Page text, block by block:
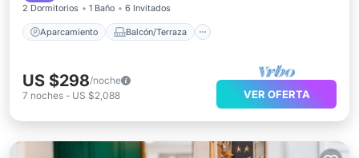
2 Dormitorios 1 Baño 6 Invitados
Aparcamiento Balcón/Terraza
US $298/noche
7 noches - US $2,088 VER OFERTA